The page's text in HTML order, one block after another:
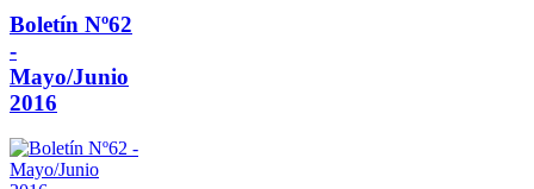
Boletín Nº62
-
Mayo/Junio
2016